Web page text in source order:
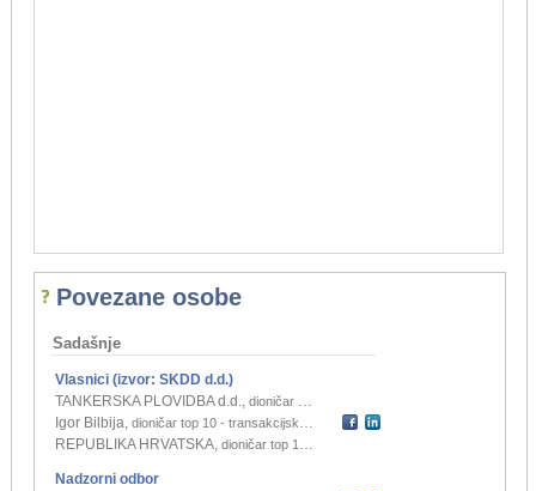
Povezane osobe
Sadašnje
Vlasnici (izvor: SKDD d.d.)
TANKERSKA PLOVIDBA d.d., dioničar top 10 - transakcijski račun
Igor Bilbija, dioničar top 10 - transakcijski račun (8,62%)
REPUBLIKA HRVATSKA, dioničar top 10 - zastupnički račun
Nadzorni odbor